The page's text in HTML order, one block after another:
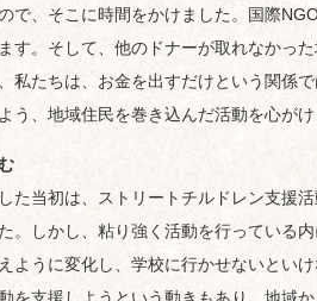
で、そこに時間をかけました。国際
す。そして、他のドナーが取れなかっ
私たちは、お金を出すだけという関係
う、地域住民を巻き込んだ活動を心がけ
た当初は、ストリートチルドレン支援
。しかし、粘り強く活動を行っている
ように変化し、学校に行かせないとい